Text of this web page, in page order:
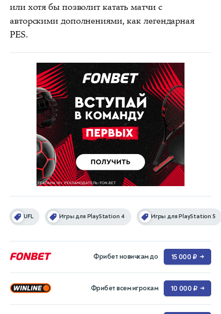
или хотя бы позволит катать матчи с
авторскими дополнениями, как легендарная
PES.
UFL Игры для PlayStation 4 Игры для PlayStation 5
Фрибет новичкам до 15 000 ₽ →
Фрибет всем игрокам 10 000 ₽ →